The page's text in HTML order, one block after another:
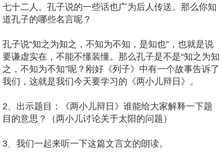
七十二人。孔子说的一些话也广为后人传送。那么你知
道孔子的哪些名言呢？
孔子说“知之为知之，不知为不知，是知也”，也就是说
要谦虚实在，不能不懂装懂。那么孔子是不是“知之为知
之，不知为不知”呢？刚好《列子》中有一个故事告诉了
我们，这就是我们今天要学习的《两小儿辩日》。
2、出示题目：《两小儿辩日》谁能给大家解释一下题
目的意思？（两小儿讨论关于太阳的问题）
3、我们一起来听一下这篇文言文的朗读。